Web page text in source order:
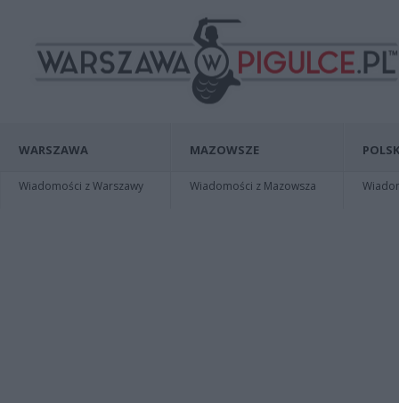
WARSZAWA
Wiadomości z Warszawy
MAZOWSZE
Wiadomości z Mazowsza